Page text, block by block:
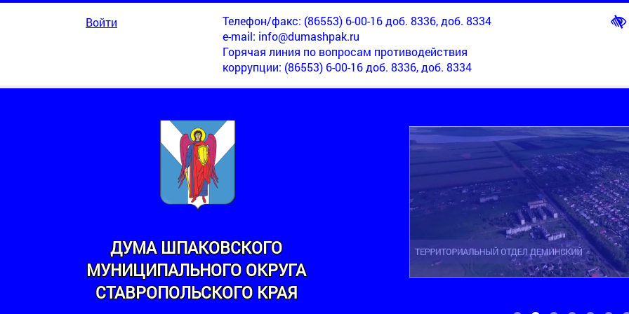
Войти
Телефон/факс: (86553) 6-00-16 доб. 8336, доб. 8334
e-mail: info@dumashpak.ru
Горячая линия по вопросам противодействия
коррупции: (86553) 6-00-16 доб. 8336, доб. 8334
ДУМА ШПАКОВСКОГО
МУНИЦИПАЛЬНОГО ОКРУГА
СТАВРОПОЛЬСКОГО КРАЯ
ТЕРРИТОРИАЛЬНЫЙ ОТДЕЛ НОВОМАРЬЕВСКИЙ